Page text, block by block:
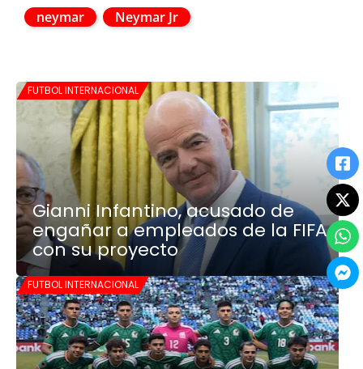
neymar Neymar Jr
FUTBOL INTERNACIONAL
Gianni Infantino, acusado de
engañar a empleados de la FIFA
con su proyecto
FUTBOL INTERNACIONAL